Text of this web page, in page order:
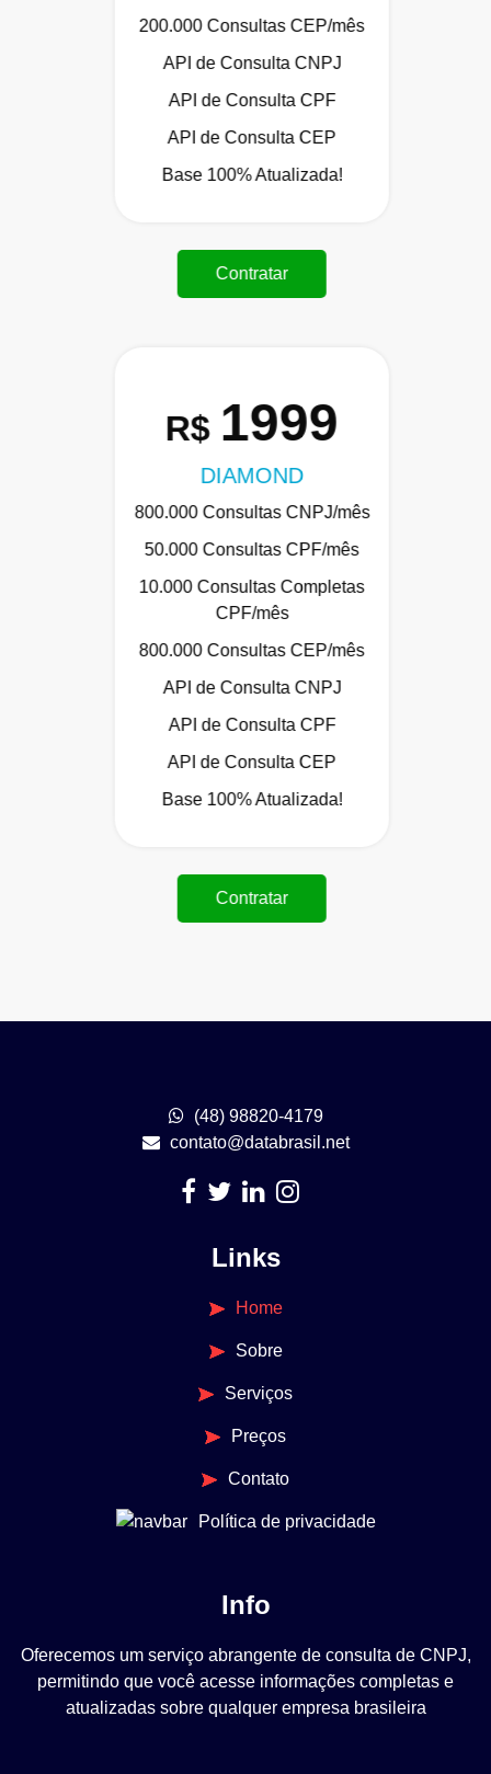
200.000 Consultas CEP/mês
API de Consulta CNPJ
API de Consulta CPF
API de Consulta CEP
Base 100% Atualizada!
Contratar
R$ 1999
DIAMOND
800.000 Consultas CNPJ/mês
50.000 Consultas CPF/mês
10.000 Consultas Completas
CPF/mês
800.000 Consultas CEP/mês
API de Consulta CNPJ
API de Consulta CPF
API de Consulta CEP
Base 100% Atualizada!
Contratar
(48) 98820-4179
contato@databrasil.net
Links
Home
Sobre
Serviços
Preços
Contato
Política de privacidade
Info
Oferecemos um serviço abrangente de consulta de CNPJ,
permitindo que você acesse informações completas e
atualizadas sobre qualquer empresa brasileira